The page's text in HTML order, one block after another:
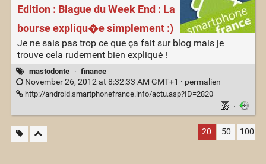
Edition : Blague du Week End : La
bourse expliqu�e simplement :)
Je ne sais pas trop ce que ça fait sur blog mais je
trouve cela rudement bien expliqué !
mastodonte · finance
November 26, 2012 at 8:32:33 AM GMT+1 · permalien
http://android.smartphonefrance.info/actu.asp?ID=2820
·
20 50 100